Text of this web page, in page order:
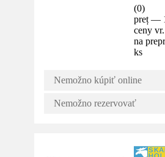
(0)
preț —
ceny
na
ks
Nemožno kúpiť online
Nemožno rezervovať